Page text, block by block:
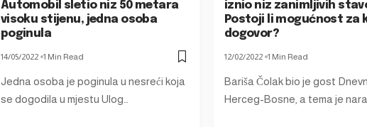
Automobil sletio niz 50 metara
visoku stijenu, jedna osoba
poginula
14/05/2022 1 Min Read
Jedna osoba je poginula u nesreći koja
se dogodila u mjestu Ulog…
iznio niz zanimljivih
Postoji li mogućnost za
dogovor?
12/02/2022 1 Min Read
Bariša Čolak bio je gost
Herceg-Bosne, a tema je